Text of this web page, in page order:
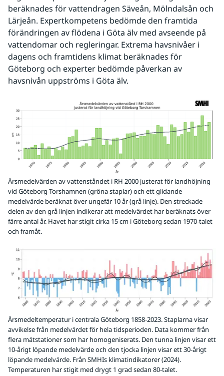
beräknades för vattendragen Säveån, Mölndalsån och
Lärjeån. Expertkompetens bedömde den framtida
förändringen av flödena i Göta älv med avseende på
vattendomar och regleringar. Extrema havsnivåer i
dagens och framtidens klimat beräknades för
Göteborg och experter bedömde påverkan av
havsnivån uppströms i Göta älv.
Årsmedelvärden av vattenståndet i RH 2000 justerat för landhöjning
vid Göteborg-Torshamnen (gröna staplar) och ett glidande
medelvärde beräknat över ungefär 10 år (grå linje). Den streckade
delen av den grå linjen indikerar att medelvärdet har beräknats över
färre antal år. Havet har stigit cirka 15 cm i Göteborg sedan 1970-talet
och framåt.
Årsmedeltemperatur i centrala Göteborg 1858-2023. Staplarna visar
avvikelse från medelvärdet för hela tidsperioden. Data kommer från
flera mätstationer som har homogeniserats. Den tunna linjen visar ett
10-årigt löpande medelvärde och den tjocka linjen visar ett 30-årigt
löpande medelvärde. Från SMHIs klimatindikatorer (2024).
Temperaturen har stigit med drygt 1 grad sedan 80-talet.